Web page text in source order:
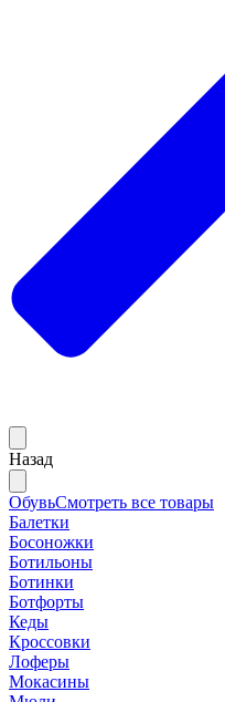
Назад
ОбувьСмотреть все товары
Балетки
Босоножки
Ботильоны
Ботинки
Ботфорты
Кеды
Кроссовки
Лоферы
Мокасины